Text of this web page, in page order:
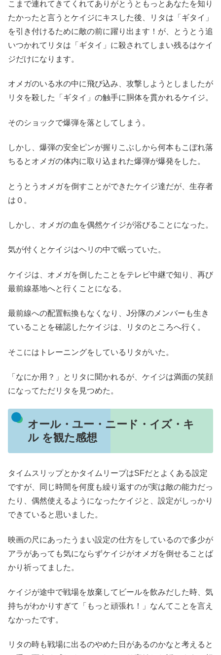
こまで連れてきてくれてありがとうともっとあなたを知り
たかったと言うとケイジにキスした後、リタは「ギタイ」
を引き付けるために敵の前に躍り出ます！が、とうとう追
いつかれてリタは「ギタイ」に殺されてしまい残るはケイ
ジだけになります。
オメガのいる水の中に飛び込み、攻撃しようとしましたが
リタを殺した「ギタイ」の触手に胴体を貫かれるケイジ。
そのショックで爆弾を落としてしまう。
しかし、爆弾の安全ピンが握りこぶしから何本もこぼれ落
ちるとオメガの体内に取り込まれた爆弾が爆発をした。
とうとうオメガを倒すことができたケイジ達だが、生存者
は０。
しかし、オメガの血を偶然ケイジが浴びることになった。
気が付くとケイジはヘリの中で眠っていた。
ケイジは、オメガを倒したことをテレビ中継で知り、再び
最前線基地へと行くことになる。
最前線への配置転換もなくなり、J分隊のメンバーも生き
ていることを確認したケイジは、リタのところへ行く。
そこにはトレーニングをしているリタがいた。
「なにか用？」とリタに聞かれるが、ケイジは満面の笑顔
になってただリタを見つめた。
オール・ユー・ニード・イズ・キ
ル を観た感想
タイムスリップとかタイムリープはSFだとよくある設定
ですが、同じ時間を何度も繰り返すのが実は敵の能力だっ
たり、偶然使えるようになったケイジと、設定がしっかり
できていると思いました。
映画の尺にあったうまい設定の仕方をしているので多少が
アラがあっても気にならずケイジがオメガを倒せることば
かり祈ってました。
ケイジが途中で戦場を放棄してビールを飲みだした時、気
持ちがわかりすぎて「もっと頑張れ！」なんてことを言え
なかったです。
リタの時も戦場に出るのやめた日があるのかなと考えると